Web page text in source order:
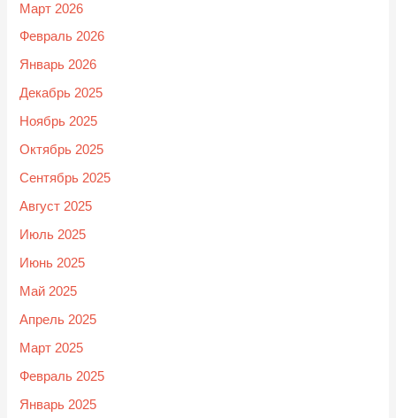
Март 2026
Февраль 2026
Январь 2026
Декабрь 2025
Ноябрь 2025
Октябрь 2025
Сентябрь 2025
Август 2025
Июль 2025
Июнь 2025
Май 2025
Апрель 2025
Март 2025
Февраль 2025
Январь 2025